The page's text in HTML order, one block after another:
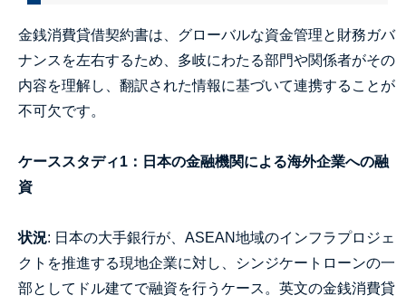
金銭消費貸借契約書は、グローバルな資金管理と財務ガバ
ナンスを左右するため、多岐にわたる部門や関係者がその
内容を理解し、翻訳された情報に基づいて連携することが
不可欠です。
ケーススタディ1：日本の金融機関による海外企業への融
資
状況: 日本の大手銀行が、ASEAN地域のインフラプロジェ
クトを推進する現地企業に対し、シンジケートローンの一
部としてドル建てで融資を行うケース。英文の金銭消費貸